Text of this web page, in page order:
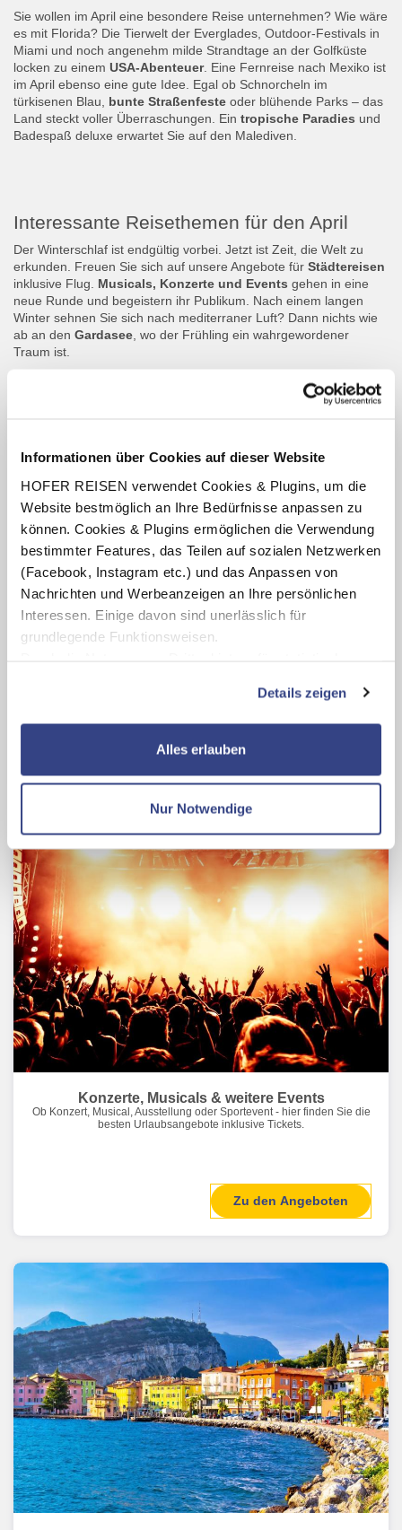
Informationen über Cookies auf dieser Website
HOFER REISEN verwendet Cookies & Plugins, um die
Website bestmöglich an Ihre Bedürfnisse anpassen zu
können. Cookies & Plugins ermöglichen die Verwendung
bestimmter Features, das Teilen auf sozialen Netzwerken
(Facebook, Instagram etc.) und das Anpassen von
Nachrichten und Werbeanzeigen an Ihre persönlichen
Interessen. Einige davon sind unerlässlich für
grundlegende Funktionsweisen.
zusätzliche Dienste bzw. Technologien von Drittanbietern
nutzen und uns sowie Dritten weitere Personalisierungen
ermöglichen, dabei kommt es auch zu Übermittlungen
Datenschutzseite
Mit Klick auf "Alles erlauben" stimmen Sie der
Verwendung der Cookies & Plugins auf unseren
Webseiten zu.
Details zeigen
Alles erlauben
Nur Notwendige
Sie wollen im April eine besondere Reise unternehmen? Wie wäre
es mit Florida? Die Tierwelt der Everglades, Outdoor-Festivals in
Miami und noch angenehm milde Strandtage an der Golfküste
locken zu einem USA-Abenteuer. Eine Fernreise nach Mexiko ist
im April ebenso eine gute Idee. Egal ob Schnorcheln im
türkisenen Blau, bunte Straßenfeste oder blühende Parks – das
Land steckt voller Überraschungen. Ein tropische Paradies und
Badespaß deluxe erwartet Sie auf den Malediven.
Interessante Reisethemen für den April
Der Winterschlaf ist endgültig vorbei. Jetzt ist Zeit, die Welt zu
erkunden. Freuen Sie sich auf unsere Angebote für Städtereisen
inklusive Flug. Musicals, Konzerte und Events gehen in eine
neue Runde und begeistern ihr Publikum. Nach einem langen
Winter sehnen Sie sich nach mediterraner Luft? Dann nichts wie
ab an den Gardasee , wo der Frühling ein wahrgewordener
Traum ist.
Konzerte, Musicals & weitere Events
Ob Konzert, Musical, Ausstellung oder Sportevent - hier finden Sie die
besten Urlaubsangebote inklusive Tickets.
Zu den Angeboten